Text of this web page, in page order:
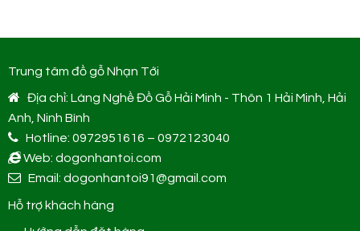
Trung tâm đồ gỗ Nhạn Tới
Địa chỉ: Làng Nghề Đồ Gỗ Hải Minh - Thôn 1 Hải Minh, Hải
Anh, Ninh Bình
Hotline: 0972951616 – 0972123040
Web: dogonhantoi.com
Email: dogonhantoi91@gmail.com
Hỗ trợ khách hàng